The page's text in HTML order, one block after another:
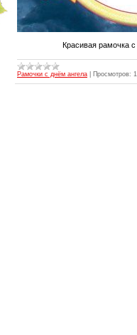
Красивая рамочка
Рамочки с днём ангела Просмотров: